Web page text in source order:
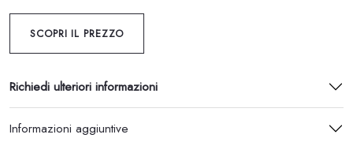
SCOPRI IL PREZZO
Richiedi ulteriori informazioni
Informazioni aggiuntive